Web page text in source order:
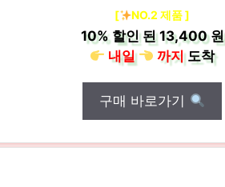
[ NO.2 제품 ]
10%할인 된13,400 원
내일
까지도착
구매 바로가기